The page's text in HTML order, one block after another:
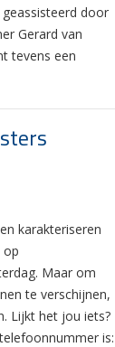
door
Gerard van
tevens een
karakteriseren
op
Maar om
te verschijnen,
Lijkt het jou iets?
is: